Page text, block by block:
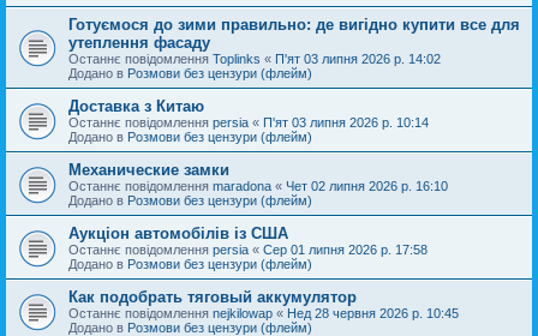
Готуємося до зими правильно: де вигідно купити все для
утеплення фасаду
Останнє повідомлення Toplinks « П'ят 03 липня 2026 р. 14:02
Додано в Розмови без цензури (флейм)
Доставка з Китаю
Останнє повідомлення persia « П'ят 03 липня 2026 р. 10:14
Додано в Розмови без цензури (флейм)
Механические замки
Останнє повідомлення maradona « Чет 02 липня 2026 р. 16:10
Додано в Розмови без цензури (флейм)
Аукціон автомобілів із США
Останнє повідомлення persia « Сер 01 липня 2026 р. 17:58
Додано в Розмови без цензури (флейм)
Как подобрать тяговый аккумулятор
Останнє повідомлення nejkilowap « Нед 28 червня 2026 р. 10:45
Додано в Розмови без цензури (флейм)